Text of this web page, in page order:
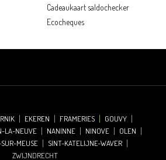
Cadeaukaart saldochecker
Ecocheques
EKEREN FRAMERIES
GOUVY
LA-NEUVE NANINNE NINOVE
OLEN
MEUSE
SINT-KATELIJNE-WAVER
ZWIJNDRECHT